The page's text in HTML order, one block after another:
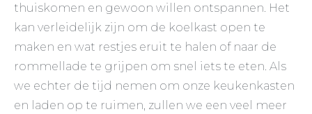
thuiskomen en gewoon willen ontspannen. Het
kan verleidelijk zijn om de koelkast open te
maken en wat restjes eruit te halen of naar de
rommellade te grijpen om snel iets te eten. Als
we echter de tijd nemen om onze keukenkasten
en laden op te ruimen, zullen we een veel meer